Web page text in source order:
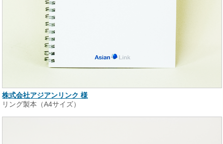
株式会社アジアンリンク 様
リング製本（A4サイズ）